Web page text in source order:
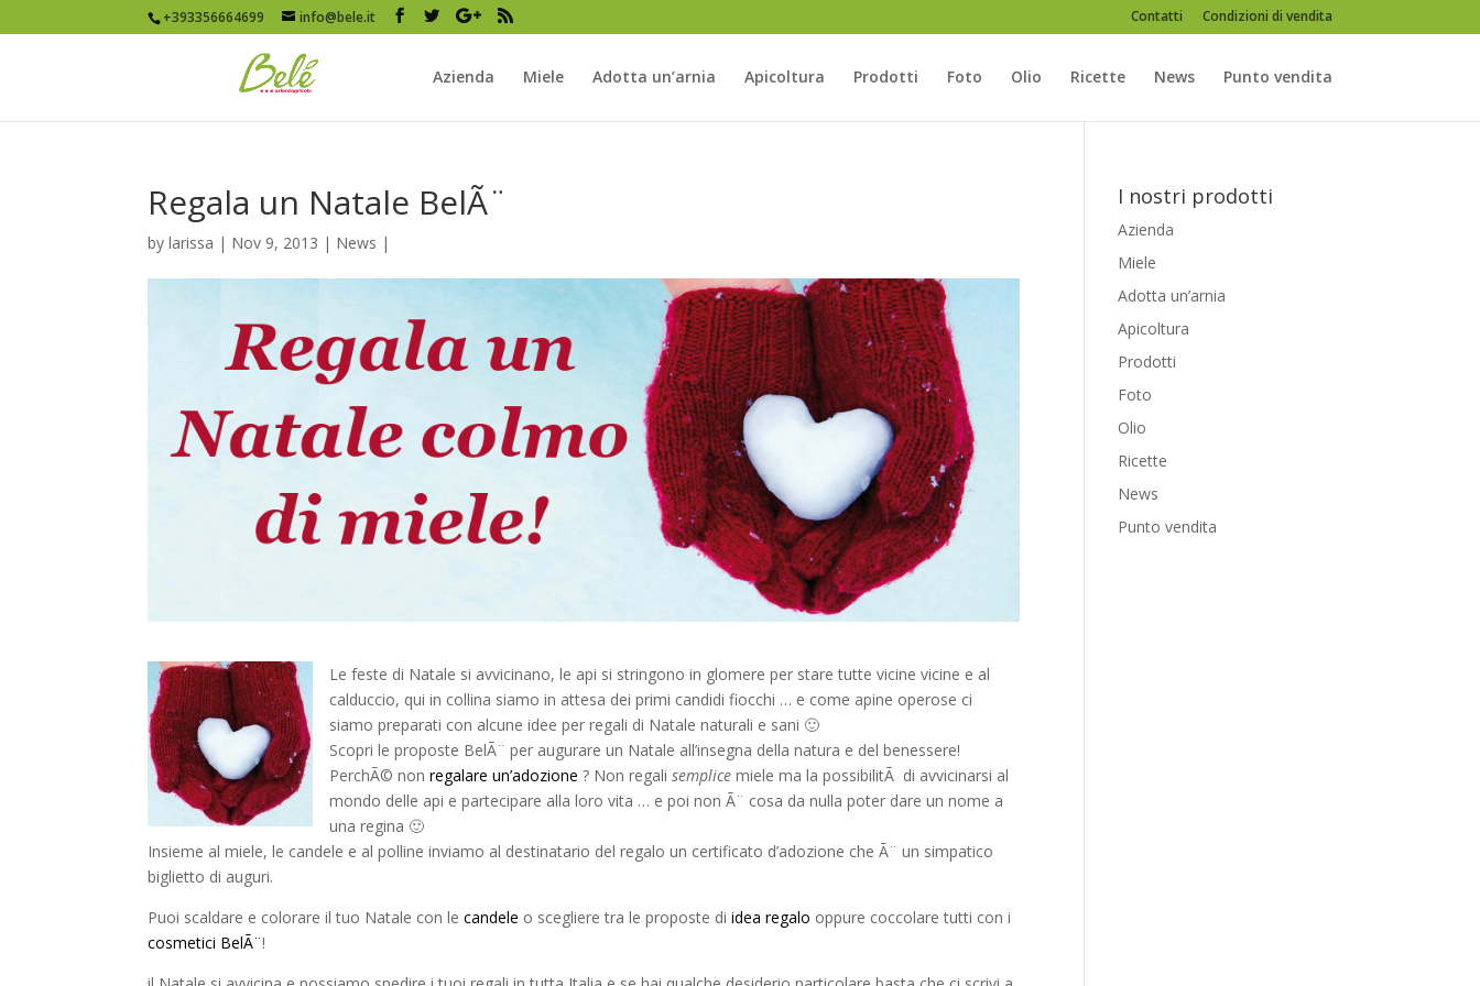
+393356664699 info@bele.it Contatti Condizioni di vendita
Azienda Miele Adotta un’arnia Apicoltura Prodotti Foto Olio Ricette News Punto vendita
Regala un Natale BelÃ¨
bylarissa | Nov 9, 2013 | News |
Le feste di Natale si avvicinano, le api si stringono in glomere per stare tutte vicine vicine e al
calduccio, qui in collina siamo in attesa dei primi candidi fiocchi … e come apine operose ci
siamo preparati con alcune idee per regali di Natale naturali e sani 🙂
Scopri le proposte BelÃ¨ per augurare un Natale all’insegna della natura e del benessere!
PerchÃ© nonregalare un’adozione ? Non regalisemplice miele ma la possibilitÃ di avvicinarsi al
mondo delle api e partecipare alla loro vita … e poi non Ã¨ cosa da nulla poter dare un nome a
una regina 🙂
Insieme al miele, le candele e al polline inviamo al destinatario del regalo un certificato d’adozione che Ã¨ un simpatico
biglietto di auguri.
Puoi scaldare e colorare il tuo Natale con lecandele o scegliere tra le proposte diidea regalo oppure coccolare tutti con i
cosmetici BelÃ¨!
I nostri prodotti
Azienda
Miele
Adotta un’arnia
Apicoltura
Prodotti
Foto
Olio
Ricette
News
Punto vendita